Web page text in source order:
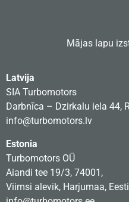
Mājas lapu
Latvija
SIA Turbomotors
Darbnīca – Dzirkalu iela 44,
info@turbomotors.lv
Estonia
Turbomotors OÜ
Aiandi tee 19/3, 74001,
Viimsi alevik, Harjumaa, Eesti